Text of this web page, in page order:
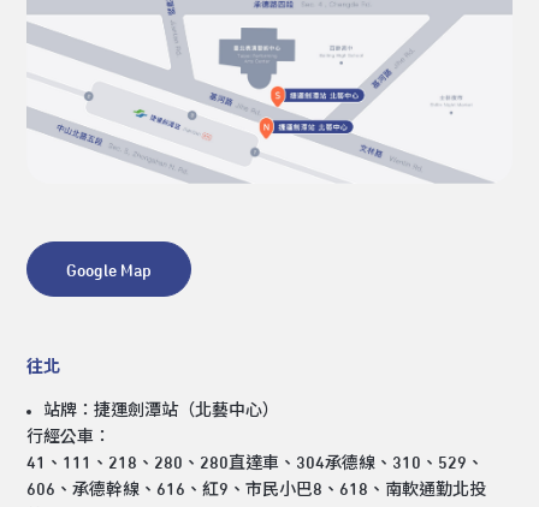
Google Map
往北
站牌：捷運劍潭站（北藝中心）
行經公車：
41、111、218、280、280直達車、304承德線、310、529、
606、承德幹線、616、紅9、市民小巴8、618、南軟通勤北投